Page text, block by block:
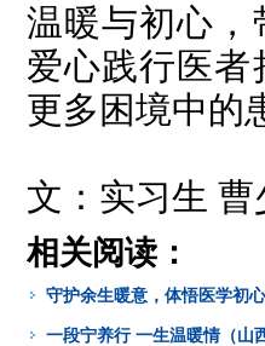
温暖与初心，
爱心践行医
更多困境中的
文：实习生
相关阅读：
守护余生暖意，体悟医学初
一段宁养行 一生温暖情（山